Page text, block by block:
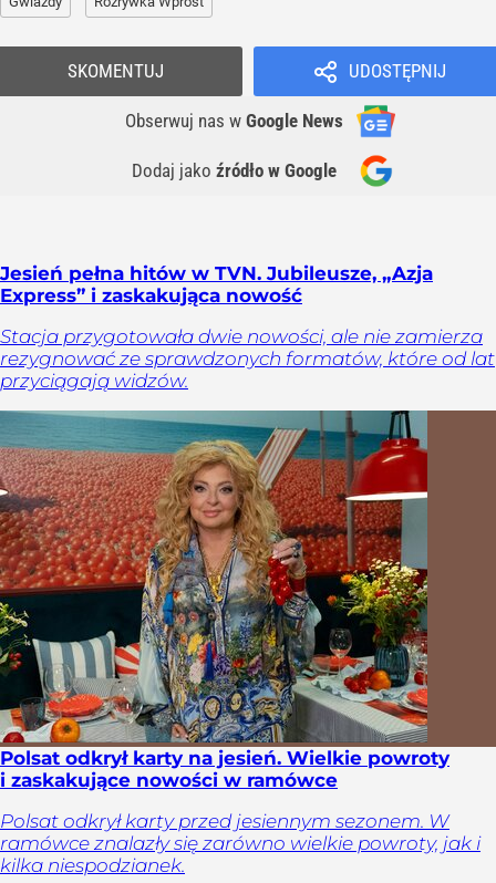
UDOSTĘPNIJ
Obserwuj nas w Google News
Dodaj jako źródło w Google
SKOMENTUJ
Jesień pełna hitów w TVN. Jubileusze, „Azja
Express” i zaskakująca nowość
Stacja przygotowała dwie nowości, ale nie zamierza
rezygnować ze sprawdzonych formatów, które od lat
przyciągają widzów.
Polsat odkrył karty na jesień. Wielkie powroty
i zaskakujące nowości w ramówce
Polsat odkrył karty przed jesiennym sezonem. W
ramówce znalazły się zarówno wielkie powroty, jak i
kilka niespodzianek.